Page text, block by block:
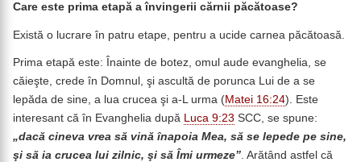
Care este prima etapă a învingerii cărnii păcătoase?
Există o lucrare în patru etape, pentru a ucide carnea păcătoasă.
Prima etapă este: Înainte de botez, omul aude evanghelia, se
căieşte, crede în Domnul, şi ascultă de porunca Lui de a se
lepăda de sine, a lua crucea şi a-L urma (Matei 16:24). Este
interesant că în Evanghelia după Luca 9:23 SCC, se spune:
„dacă cineva vrea să vină înapoia Mea, să se lepede pe sine,
şi să ia crucea lui zilnic, şi să Îmi urmeze”. Arătând astfel că